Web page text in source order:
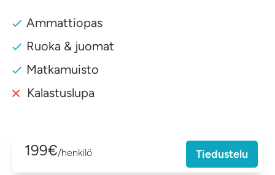
Ammattiopas
Ruoka & juomat
Matkamuisto
Kalastuslupa
199€/henkilö Tiedustelu